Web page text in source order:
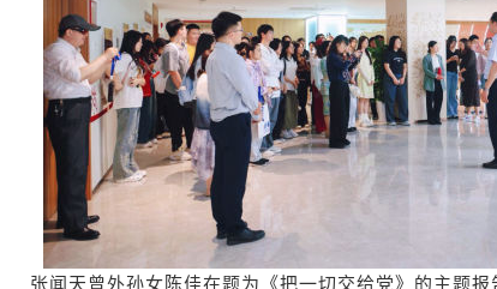
张闻天曾外孙女陈佳在题为《把一切交给党》的主题报